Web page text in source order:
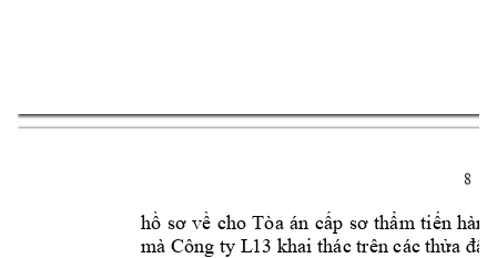
8
hồ sơ về cho Tòa án cấp sơ thẩm tiến
mà Công ty L13 khai thác trên các thửa đất